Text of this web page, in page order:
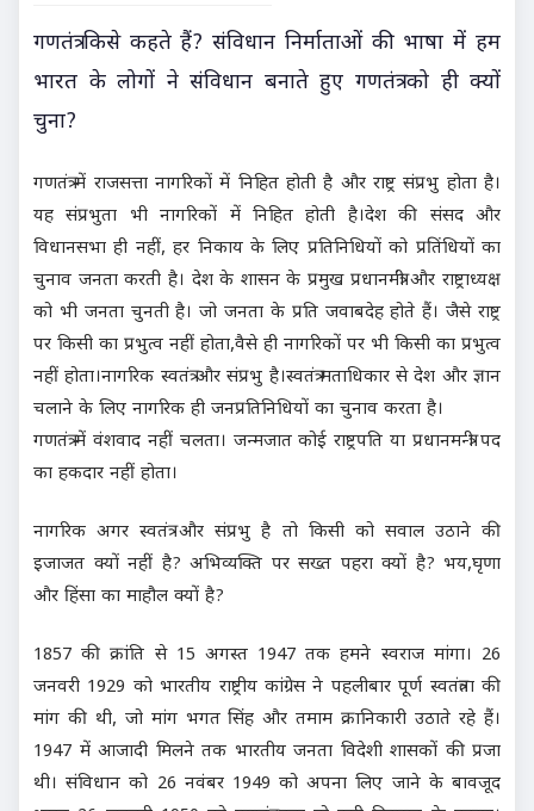
गणतंत्र किसे कहते हैं? संविधान निर्माताओं की भाषा में हम
भारत के लोगों ने संविधान बनाते हुए गणतंत्र को ही क्यों
चुना?
गणतंत्र में राजसत्ता नागरिकों में निहित होती है और राष्ट्र संप्रभु होता है।
यह संप्रभुता भी नागरिकों में निहित होती है।देश की संसद और
विधानसभा ही नहीं, हर निकाय के लिए प्रतिनिधियों को प्रतिंधियों का
चुनाव जनता करती है। देश के शासन के प्रमुख प्रधानमंत्री और राष्ट्राध्यक्ष
को भी जनता चुनती है। जो जनता के प्रति जवाबदेह होते हैं। जैसे राष्ट्र
पर किसी का प्रभुत्व नहीं होता,वैसे ही नागरिकों पर भी किसी का प्रभुत्व
नहीं होता।नागरिक स्वतंत्र और संप्रभु है।स्वतंत्र मताधिकार से देश और ज्ञान
चलाने के लिए नागरिक ही जनप्रतिनिधियों का चुनाव करता है।
गणतंत्र में वंशवाद नहीं चलता। जन्मजात कोई राष्ट्रपति या प्रधानमन्त्री पद
का हकदार नहीं होता।
नागरिक अगर स्वतंत्र और संप्रभु है तो किसी को सवाल उठाने की
इजाजत क्यों नहीं है? अभिव्यक्ति पर सख्त पहरा क्यों है? भय,घृणा
और हिंसा का माहौल क्यों है?
1857 की क्रांति से 15 अगस्त 1947 तक हमने स्वराज मांगा। 26
जनवरी 1929 को भारतीय राष्ट्रीय कांग्रेस ने पहलीबार पूर्ण स्वतंत्रता की
मांग की थी, जो मांग भगत सिंह और तमाम क्रानिकारी उठाते रहे हैं।
1947 में आजादी मिलने तक भारतीय जनता विदेशी शासकों की प्रजा
थी। संविधान को 26 नवंबर 1949 को अपना लिए जाने के बावजूद